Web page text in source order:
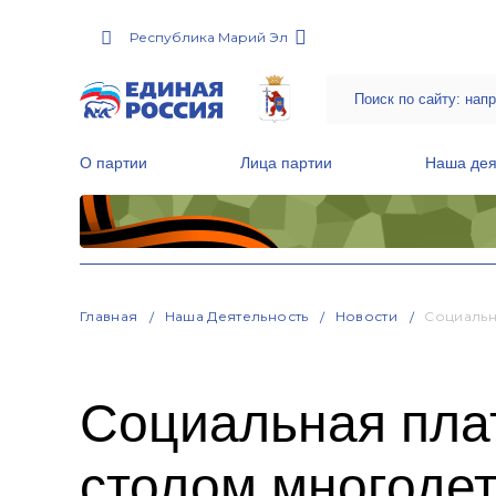
Республика Марий Эл
О партии Лица партии Наша
Главная Наша Деятельность Новости
Социальная